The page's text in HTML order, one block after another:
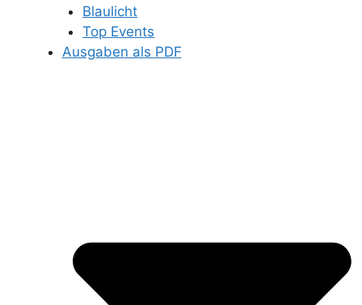
Blaulicht
Top Events
Ausgaben als PDF